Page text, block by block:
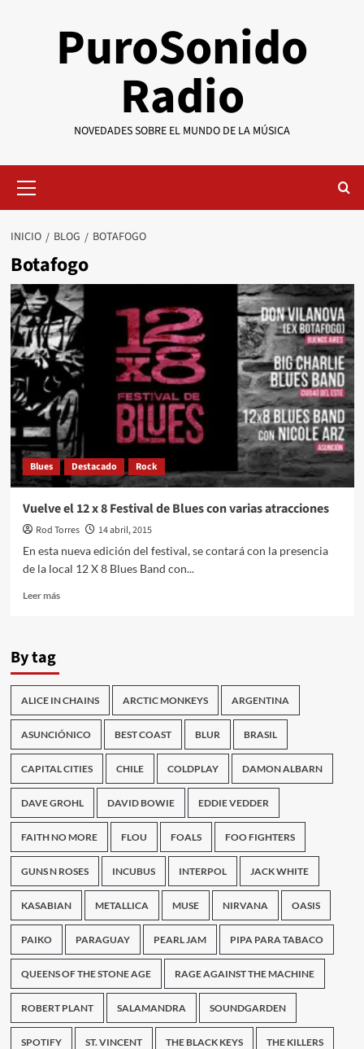
PuroSonido
Radio
NOVEDADES SOBRE EL MUNDO DE LA MÚSICA
primario
INICIO BLOG BOTAFOGO
Botafogo
Blues Destacado Rock
Vuelve el 12 x 8 Festival de Blues con varias atracciones
Rod Torres
14 abril, 2015
En esta nueva edición del festival, se contará con la presencia
de la local 12 X 8 Blues Band con...
Leer másLeer
12
x
8
Festival
de
Blues
con
By tag
ALICE IN CHAINS ARCTIC MONKEYS ARGENTINA
ASUNCIÓNICO BEST COAST BLUR BRASIL
CAPITAL CITIES CHILE COLDPLAY DAMON ALBARN
DAVE GROHL DAVID BOWIE EDDIE VEDDER
FAITH NO MORE FLOU FOALS FOO FIGHTERS
GUNS N ROSES INCUBUS INTERPOL JACK WHITE
KASABIAN METALLICA MUSE NIRVANA OASIS
PAIKO PARAGUAY PEARL JAM PIPA PARA TABACO
QUEENS OF THE STONE AGE RAGE AGAINST THE MACHINE
ROBERT PLANT SALAMANDRA SOUNDGARDEN
SPOTIFY ST. VINCENT THE BLACK KEYS THE KILLERS